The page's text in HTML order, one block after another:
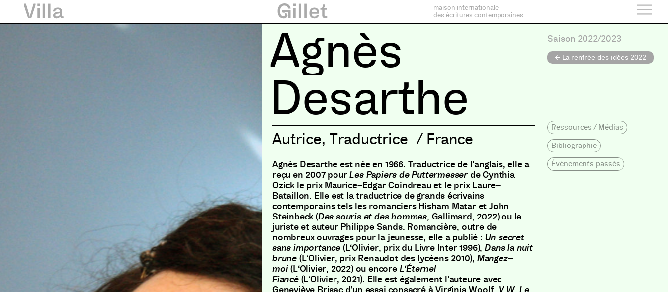
maison internationale
des écritures contemporaines
Agnès
Desarthe
Autrice, Traductrice / France
Agnès Desarthe est née en 1966. Traductrice de l’anglais, elle a
reçu en 2007 pourLes Papiers de Puttermesserde Cynthia
Ozick le prix Maurice–Edgar Coindreau et le prix Laure–
Bataillon. Elle est la traductrice de grands écrivains
contemporains tels les romanciers Hisham Matar et John
Steinbeck (Des souris et des hommes, Gallimard, 2022)ou le
juriste et auteur Philippe Sands. Romancière, outre de
nombreux ouvrages pour la jeunesse, elle a publié : Un secret
sans importance (L‘Olivier, prix du Livre Inter 1996), Dans la nuit
brune (L‘Olivier, prix Renaudot des lycéens 2010), Mangez–
moi (L‘Olivier, 2022)ou encore L‘Éternel
Fiancé (L‘Olivier, 2021). Elle est également l’auteure avec
Geneviève Brisac d’un essai consacré à Virginia Woolf, V.W. Le
Saison 2022/2023
← La rentrée des idées 2022
Ressources / Médias
Bibliographie
Évènements passés